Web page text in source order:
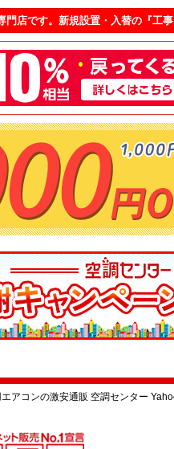
アコンの激安通販 空調センター